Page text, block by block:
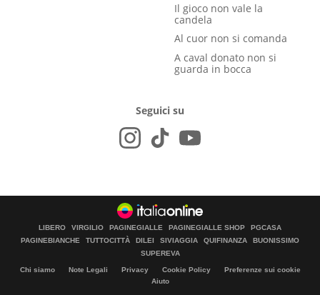
Il gioco non vale la
candela
Al cuor non si comanda
A caval donato non si
guarda in bocca
Seguici su
LIBERO VIRGILIO PAGINEGIALLE PAGINEGIALLE SHOP
PGCASA
PAGINEBIANCHE
TUTTOCITTÀ DILEI SIVIAGGIA QUIFINANZA
BUONISSIMO
SUPEREVA
Chi siamo Note Legali Privacy Cookie Policy
Preferenze sui cookie
Aiuto